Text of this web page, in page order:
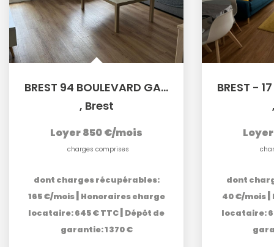
BREST 94 BOULEVARD GAMBETTA - Appartement T3 meublé de 58m²
, Brest
Loyer 850 €/mois
charges comprises
dont charges récupérables:
165 €/mois| Honoraires charge
locataire: 645 € TTC| Dépôt de
garantie: 1 370 €
dont
40 €/mois|
locataire: